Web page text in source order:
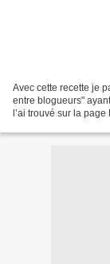
Avec cette recette je
entre blogueurs"
l’ai trouvé sur la